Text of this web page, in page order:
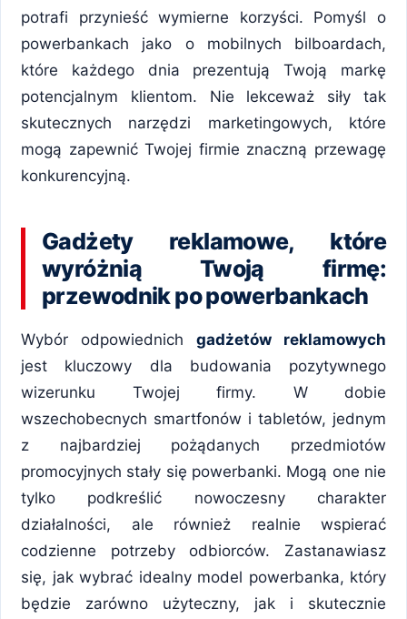
potrafi przynieść wymierne korzyści. Pomyśl o
powerbankach jako o mobilnych bilboardach,
które każdego dnia prezentują Twoją markę
potencjalnym klientom. Nie lekceważ siły tak
skutecznych narzędzi marketingowych, które
mogą zapewnić Twojej firmie znaczną przewagę
konkurencyjną.
Gadżety reklamowe, które
wyróżnią Twoją firmę:
przewodnik po powerbankach
Wybór odpowiednich gadżetów reklamowych
jest kluczowy dla budowania pozytywnego
wizerunku Twojej firmy. W dobie
wszechobecnych smartfonów i tabletów, jednym
z najbardziej pożądanych przedmiotów
promocyjnych stały się powerbanki. Mogą one nie
tylko podkreślić nowoczesny charakter
działalności, ale również realnie wspierać
codzienne potrzeby odbiorców. Zastanawiasz
się, jak wybrać idealny model powerbanka, który
będzie zarówno użyteczny, jak i skutecznie